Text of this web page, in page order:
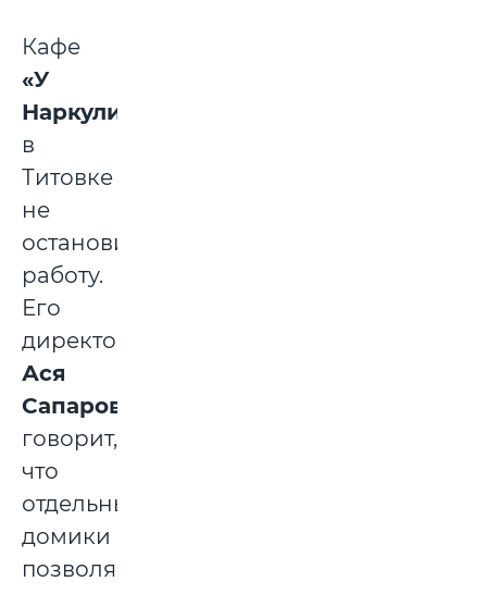
Кафе
«У
Наркули»
в
Титовке
не
остановило
работу.
Его
директор
Ася
Сапарова
говорит,
что
отдельные
домики
позволяют